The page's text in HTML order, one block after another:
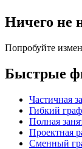
Ничего не
Попробуйте
Быстрые
Частичная
Гибкий
Полная
Проектная
Сменный